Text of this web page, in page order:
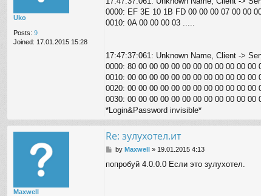
Uko
Posts: 9
Joined: 17.01.2015 15:28
t
0000: EF 3E 10 1B FD 00 00 00 07 00 00
0010: 0A 00 00 00 03 .....
17:47:37:061: Unknown Name, Client ->
0000: 80 00 00 00 00 00 00 00 00 00 00 00
0010: 00 00 00 00 00 00 00 00 00 00 00 00
0020: 00 00 00 00 00 00 00 00 00 00 00 00
0030: 00 00 00 00 00 00 00 00 00 00 00 00
*Login&Password invisible*
Maxwell
Re: зулухотел.ит
P
s
by Maxwell» 19.01.2015 4:13
попробуй 4.0.0.0 Если это зулухотел.